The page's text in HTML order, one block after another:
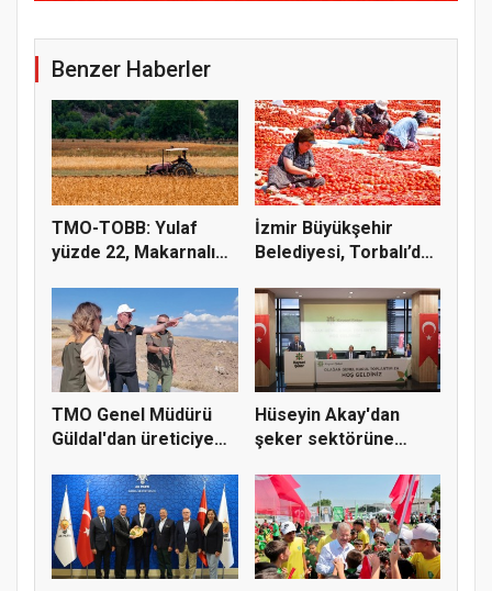
Benzer Haberler
TMO-TOBB: Yulaf
yüzde 22, Makarnalık
İzmir Büyükşehir
Belediyesi, Torbalı’da
TMO Genel Müdürü
Güldal'dan üreticiye
Hüseyin Akay'dan
şeker sektörüne